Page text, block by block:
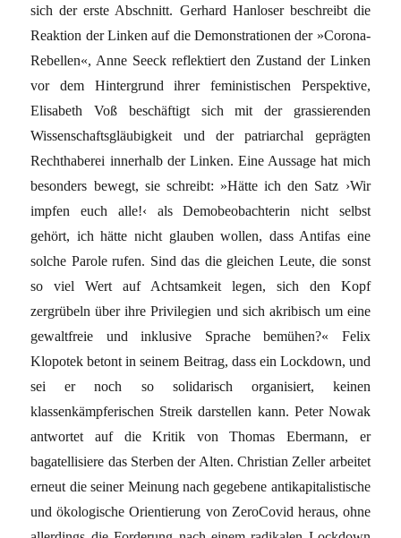
sich der erste Abschnitt. Gerhard Hanloser beschreibt die
Reaktion der Linken auf die Demonstrationen der »Corona-
Rebel­len«, Anne Seeck reflektiert den Zustand der Linken
vor dem Hintergrund ihrer feministi­schen Perspektive,
Elisabeth Voß beschäftigt sich mit der grassierenden
Wissenschaftsgläu­bigkeit und der patriarchal geprägten
Recht­haberei innerhalb der Linken. Eine Aussage hat mich
besonders bewegt, sie schreibt: »Hätte ich den Satz ›Wir
impfen euch alle!‹ als Demobeobachterin nicht selbst
gehört, ich hätte nicht glauben wollen, dass Antifas eine
solche Parole rufen. Sind das die gleichen Leute, die sonst
so viel Wert auf Achtsamkeit legen, sich den Kopf
zergrübeln über ihre Pri­vilegien und sich akribisch um eine
gewalt­freie und inklusive Sprache bemühen?« Felix
Klopotek betont in seinem Beitrag, dass ein Lockdown, und
sei er noch so solidarisch organisiert, keinen
klassenkämpferischen Streik darstellen kann. Peter Nowak
antwor­tet auf die Kritik von Thomas Ebermann, er
bagatellisiere das Sterben der Alten. Chris­tian Zeller arbeitet
erneut die seiner Mei­nung nach gegebene antikapitalistische
und ökologische Orientierung von ZeroCovid heraus, ohne